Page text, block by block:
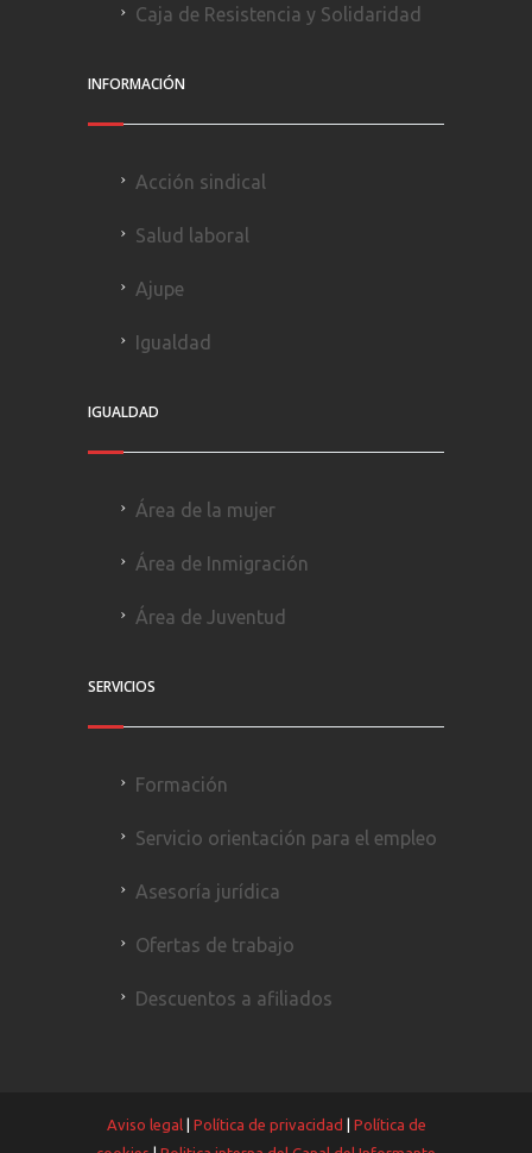
Caja de Resistencia y Solidaridad
INFORMACIÓN
Acción sindical
Salud laboral
Ajupe
Igualdad
IGUALDAD
Área de la mujer
Área de Inmigración
Área de Juventud
SERVICIOS
Formación
Servicio orientación para el empleo
Asesoría jurídica
Ofertas de trabajo
Descuentos a afiliados
Aviso legal | Política de privacidad | Política de